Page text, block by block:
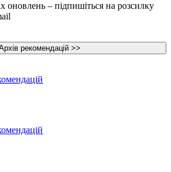
оновлень – підпишіться на розсилку